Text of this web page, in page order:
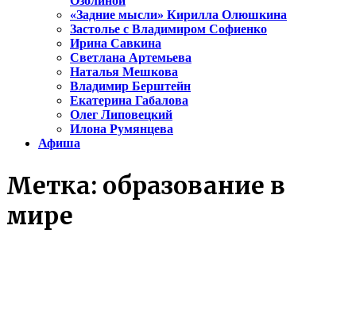
«Задние мысли» Кирилла Олюшкина
Застолье с Владимиром Софиенко
Ирина Савкина
Светлана Артемьева
Наталья Мешкова
Владимир Берштейн
Екатерина Габалова
Олег Липовецкий
Илона Румянцева
Афиша
Метка: образование в
мире